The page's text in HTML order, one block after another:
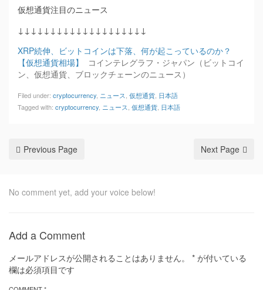
仮想通貨注目のニュース
↓↓↓↓↓↓↓↓↓↓↓↓↓↓↓↓↓↓↓↓
XRP続伸、ビットコインは下落、何が起こっているのか？
【仮想通貨相場】
コインテレグラフ・ジャパン（ビットコイ
ン、仮想通貨、ブロックチェーンのニュース）
Filed under: cryptocurrency ニュース 仮想通貨 日本語
Tagged with: cryptocurrency ニュース 仮想通貨 日本語
Previous Page Next Page
No comment yet, add your voice below!
Add a Comment
メールアドレスが公開されることはありません。 * が付いている
欄は必須項目です